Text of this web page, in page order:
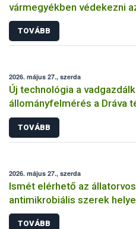
vármegyékben védekezni
ellen
TOVÁBB
2026. május 27., szerda
Új technológia a
állományfelmérés a Dráva
TOVÁBB
2026. május 27., szerda
Ismét elérhető az
antimikrobiális szerek
képzés
TOVÁBB